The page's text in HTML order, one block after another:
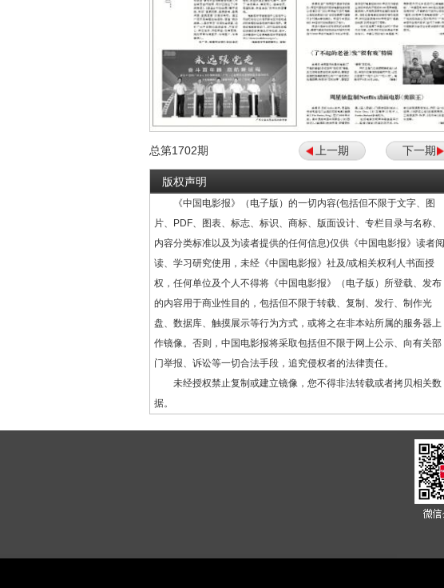
总第1702期 上一期 下一期
版权声明
《中国电影报》（电子版）的一切内容(包括但不限于文字、图
片、PDF、图表、标志、标识、商标、版面设计、专栏目录与名称、
内容分类标准以及为读者提供的任何信息)仅供《中国电影报》读者阅
读、学习研究使用，未经《中国电影报》社及/或相关权利人书面授
权，任何单位及个人不得将《中国电影报》（电子版）所登载、发布
的内容用于商业性目的，包括但不限于转载、复制、发行、制作光
盘、数据库、触摸展示等行为方式，或将之在非本站所属的服务器上
作镜像。否则，中国电影报将采取包括但不限于网上公示、向有关部
门举报、诉讼等一切合法手段，追究侵权者的法律责任。
未经授权禁止复制或建立镜像，您不得非法转载或者拷贝相关数
据。